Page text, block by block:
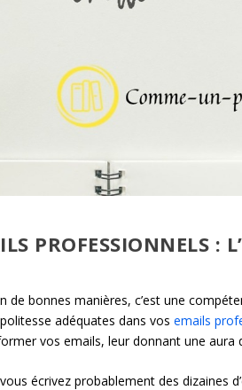
PROFESSIONNELS :
de bonnes manières, c’est une
adéquates dans vosemails
vos emails, leur donnant une aura
écrivez probablement des dizaines